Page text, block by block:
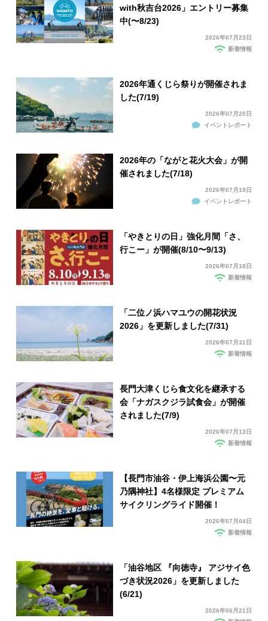
with秋吉台2026」エントリー募集
中(〜8/23)
2026年07月23日
新着情報
2026年通くじら祭りが開催されま
した(7/19)
2026年07月20日
イベントレポート
2026年の「ながと花火大会」が開
催されました(7/18)
2026年07月19日
イベントレポート
「やきとりの日」強化月間「さ、
行こー」が開催(8/10〜9/13)
2026年07月18日
新着情報
「二位ノ浜ハマユウの開花状況
2026」を更新しました(7/31)
2026年07月31日
新着情報
長門大津くじら食文化を継承する
会「ナガスクジラ試食会」が開催
されました(7/9)
2026年07月13日
新着情報
【長門市油谷・伊上海浜公園〜元
乃隅神社】4名様限定 プレミアム
サイクリングライド開催！
2026年07月04日
新着情報
「油谷地区 『向徳寺』 アジサイ色
づき状況2026」を更新しました
(6/21)
2026年06月21日